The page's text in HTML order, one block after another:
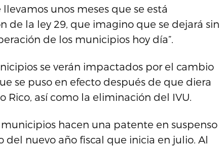
unos meses que se está
la ley 29, que imagino que se dejará sin
de los municipios hoy día”.
se verán impactados por el cambio
se puso en efecto después de que diera
así como la eliminación del IVU.
hacen una patente en suspenso
nuevo año fiscal que inicia en julio. Al